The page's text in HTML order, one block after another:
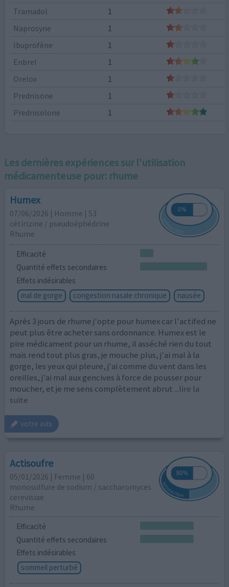
Tramadol
1
Naprosyne
1
Ibuprofène
1
Enbrel
1
Orelox
1
Prednisone
1
Prednisolone
1
Les dernières expériences sur l’utilisation
médicamenteuse pour: rhume
Humex
07/06/2026 | Homme | 53
cétirizine / pseudoéphédrine
Rhume
Efficacité
Quantité effets secondaires
Effets indésirables
mal de gorge
congestion nasale chronique nausée
Après 3 jours de rhume j'opte pour humex car l'actifed ne
peut plus être acheter sans ordonnance. Humex est le
pire médicament pour un rhume, il asséché rien du tout
mais rend tout plus gras, je mouche plus, j'ai mal à la
gorge, les yeux qui pleure, j'ai comme du vent dans les
oreilles, j'ai mal aux gencives à force de pousser pour
moucher, et je me sens complètement abrut ...lire la
suite
votre avis
Actisoufre
05/01/2026 | Femme | 60
monosulfure de sodium / saccharomyces
cerevisiae
Rhume
Efficacité
Quantité effets secondaires
Effets indésirables
sommeil perturbé